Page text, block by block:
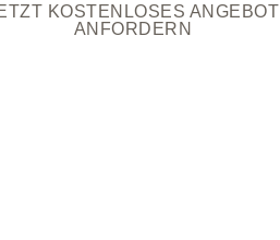
KOSTENLOSES ANGEBOT
ANFORDERN